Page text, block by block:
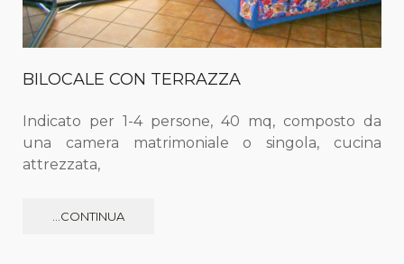
BILOCALE CON TERRAZZA
Indicato per 1-4 persone, 40 mq, composto da
una camera matrimoniale o singola, cucina
attrezzata,
...CONTINUA